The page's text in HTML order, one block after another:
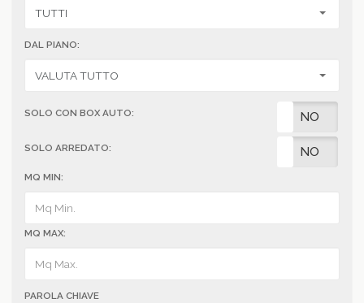
DAL PIANO:
SOLO CON BOX AUTO: NO
SOLO ARREDATO: NO
MQ MIN:
MQ MAX:
PAROLA CHIAVE